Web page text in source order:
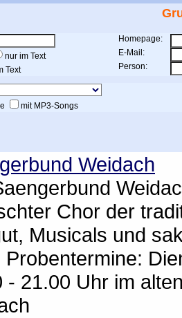
Homepage:
nur im Text
E-Mail:
Text
Person:
mit MP3-Songs
Weidach
Chor der
Musicals und
Probentermine:
- 21.00 Uhr im